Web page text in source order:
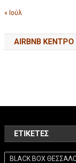
« Ιούλ
AIRBNB
ΕΤΙΚΈΤΕΣ
BLACK BOX